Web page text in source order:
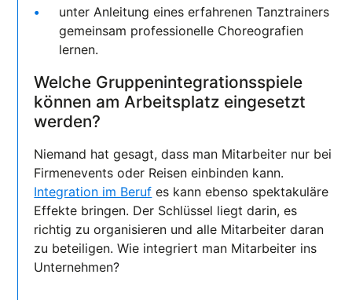
unter Anleitung eines erfahrenen Tanztrainers
gemeinsam professionelle Choreografien
lernen.
Welche Gruppenintegrationsspiele
können am Arbeitsplatz eingesetzt
werden?
Niemand hat gesagt, dass man Mitarbeiter nur bei
Firmenevents oder Reisen einbinden kann.
Integration im Beruf es kann ebenso spektakuläre
Effekte bringen. Der Schlüssel liegt darin, es
richtig zu organisieren und alle Mitarbeiter daran
zu beteiligen. Wie integriert man Mitarbeiter ins
Unternehmen?